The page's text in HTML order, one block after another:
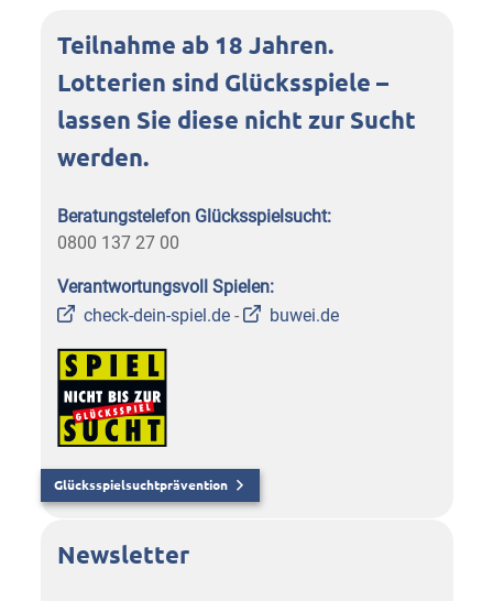
Teilnahme ab 18 Jahren.
Lotterien sind Glücksspiele –
lassen Sie diese nicht zur Sucht
werden.
Beratungstelefon Glücksspielsucht:
0800 137 27 00
Verantwortungsvoll Spielen:
check-dein-spiel.de- buwei.de
Glücksspielsuchtprävention
Newsletter